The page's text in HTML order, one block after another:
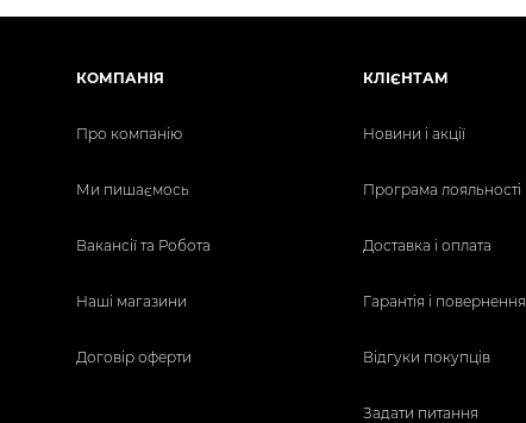
КОМПАНІЯ
Про компанію
Ми пишаємось
Вакансії та Робота
Наші магазини
Договір оферти
КЛІЄНТАМ
Новини і акції
Програма лояльності
Доставка і оплата
Гарантія і повернення
Відгуки покупців
Задати питання